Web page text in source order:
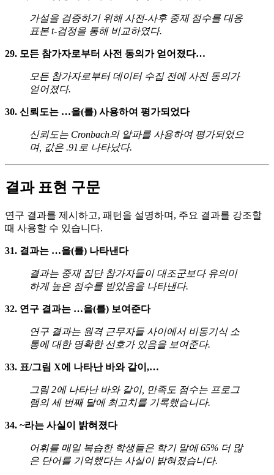
가설을 검증하기 위해 사전-사후 중재 점수를 대응
표본 t-검정을 통해 비교하였다.
29. 모든 참가자로부터 사전 동의가 얻어졌다…
모든 참가자로부터 데이터 수집 전에 사전 동의가
얻어졌다.
30. 신뢰도는 …을(를) 사용하여 평가되었다
신뢰도는 Cronbach의 알파를 사용하여 평가되었으
며, 값은 .91로 나타났다.
결과 표현 구문
연구 결과를 제시하고, 패턴을 설명하며, 주요 결과를 강조할
때 사용할 수 있습니다.
31. 결과는 …을(를) 나타낸다
결과는 중재 집단 참가자들이 대조군보다 유의미
하게 높은 점수를 받았음을 나타낸다.
32. 연구 결과는 …을(를) 보여준다
연구 결과는 원격 근무자들 사이에서 비동기식 소
통에 대한 명확한 선호가 있음을 보여준다.
33. 표/그림 X에 나타난 바와 같이,…
그림 2에 나타난 바와 같이, 만족도 점수는 프로그
램의 세 번째 달에 최고치를 기록했습니다.
34. ~라는 사실이 밝혀졌다
어휘를 매일 복습한 학생들은 학기 말에 65% 더 많
은 단어를 기억했다는 사실이 밝혀졌습니다.